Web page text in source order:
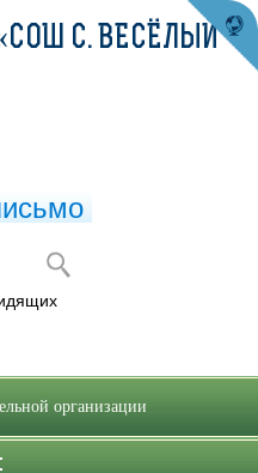
и родителям
о государственной
С. ВЕСЁЛЫЙ
организации